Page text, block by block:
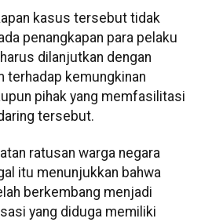
kasus tersebut tidak
penangkapan para pelaku
dilanjutkan dengan
terhadap kemungkinan
pihak yang memfasilitasi
tersebut.
ratusan warga negara
itu menunjukkan bahwa
berkembang menjadi
yang diduga memiliki